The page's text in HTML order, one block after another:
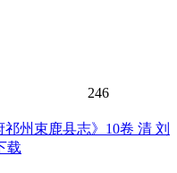
246
州束鹿县志》10卷 清 刘
载